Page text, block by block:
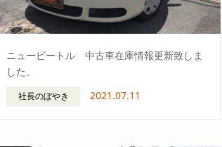
ニュービートル 中古車在庫情報更新致しま
した。
社長のぼやき 2021.07.11